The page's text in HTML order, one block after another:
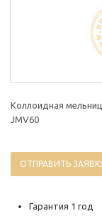
Коллоидная
JMV60
ОТПРАВИТЬ
Гарантия 1 год